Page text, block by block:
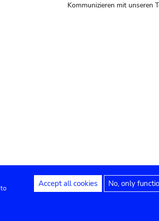
Kommunizieren mit unseren
settings Rechtliche Hinweise
Accept all cookies No, only